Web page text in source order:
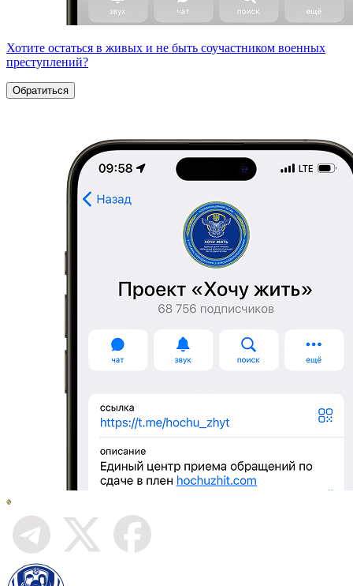
Хотите остаться в живых и не быть соучастником военных
преступлений?
Обратиться